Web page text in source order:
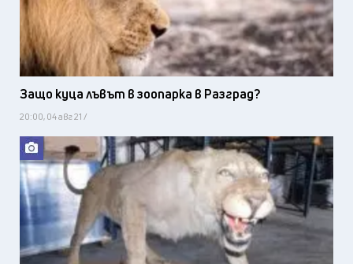
Защо куца лъвът в зоопарка в Разград?
20:00, 04 авг 21 /